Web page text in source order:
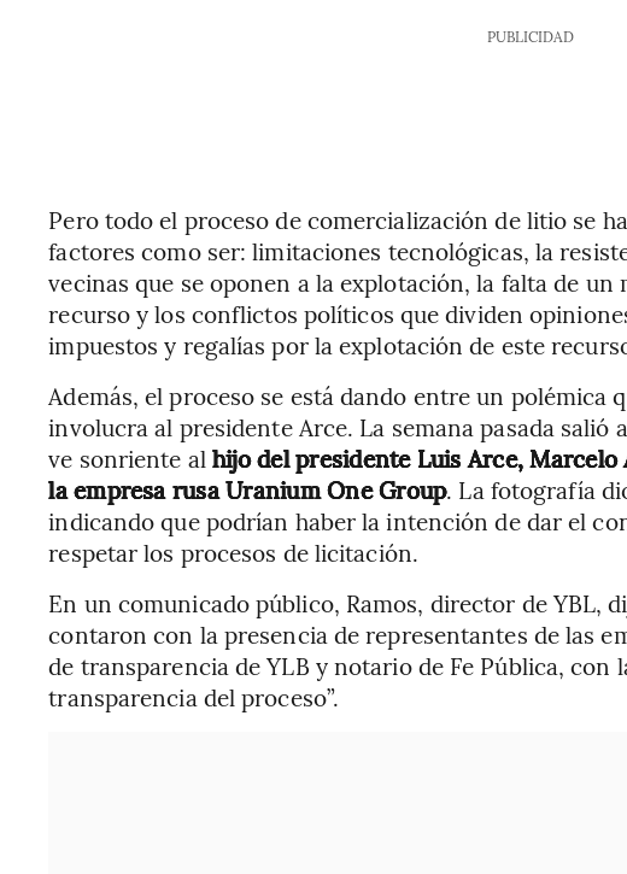
PUBLICIDAD
Pero todo el proceso de comercialización de litio se
factores como ser: limitaciones tecnológicas, la
vecinas que se oponen a la explotación, la falta de
recurso y los conflictos políticos que dividen
impuestos y regalías por la explotación de este
Además, el proceso se está dando entre un
involucra al presidente Arce. La semana pasada
ve sonriente al hijo del presidente Luis Arce,
la empresa rusa Uranium One Group. La fotografía
indicando que podrían haber la intención de dar el
respetar los procesos de licitación.
En un comunicado público, Ramos, director de YBL,
contaron con la presencia de representantes de las
de transparencia de YLB y notario de Fe Pública, con
transparencia del proceso”.